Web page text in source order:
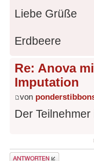
Liebe Grüße
Erdbeere
Re: Anova
Imputation
von
Der
Antwort erstellen